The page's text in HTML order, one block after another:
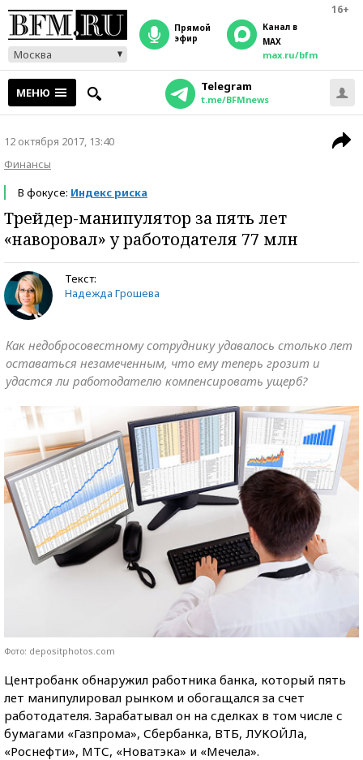
16+
Москва
прямой
эфир
Канал в
MAX
max.ru/bfm
МЕНЮ Telegram
t.me/BFMnews
12 октября 2017, 13:40
Финансы
В фокусе: Индекс риска
Трейдер-манипулятор за пять лет
«наворовал» у работодателя 77 млн
Текст:
Надежда Грошева
Как недобросовестному сотруднику удавалось столько лет
оставаться незамеченным, что ему теперь грозит и
удастся ли работодателю компенсировать ущерб?
Фото: depositphotos.com
Центробанк обнаружил работника банка, который пять
лет манипулировал рынком и обогащался за счет
работодателя. Зарабатывал он на сделках в том числе с
бумагами «Газпрома», Сбербанка, ВТБ, ЛУКОЙЛа,
«Роснефти», МТС, «Новатэка» и «Мечела».